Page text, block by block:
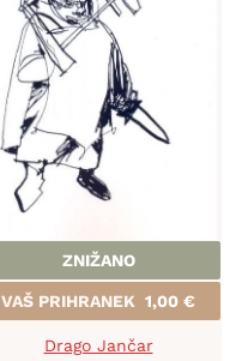
ZNIŽANO
VAŠ PRIHRANEK 1,00 €
Drago Jančar